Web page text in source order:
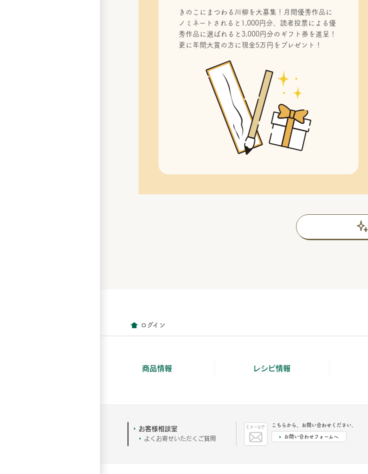
きのこにまつわる川柳を大募集！月間優秀作品に
ノミネートされると1,000円分、読者投票による優
秀作品に選ばれると3,000円分のギフト券を進呈！
更に年間大賞の方に現金5万円をプレゼント！
ログイン
商品情報 レシピ情報
お客様相談室
よくお寄せいただくご質問
こちらから、お問い合わせください。
お問い合わせフォームへ